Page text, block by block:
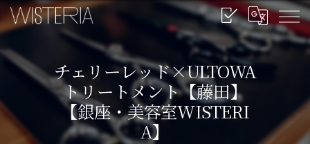
チェリーレッド×ULTOWA
トリートメント【藤田】
【銀座・美容室WISTERI
A】